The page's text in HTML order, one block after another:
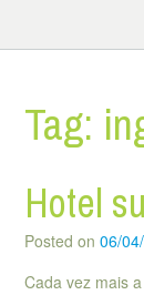
Tag:
Hotel
Posted on 06/
Cada vez mais